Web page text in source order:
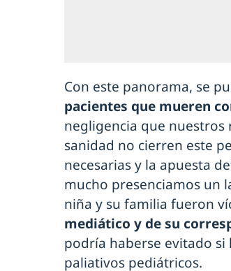
Con este panorama, se
pacientes que mueren
negligencia que nuestros
sanidad no cierren este
necesarias y la apuesta
mucho presenciamos un
niña y su familia fueron
mediático y de su
podría haberse evitado
paliativos pediátricos.